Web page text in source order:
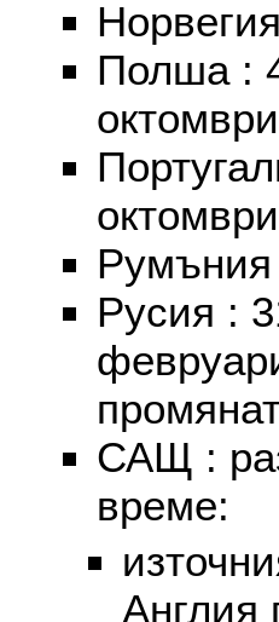
Полша :
Русия :
САЩ :
време:
Англия